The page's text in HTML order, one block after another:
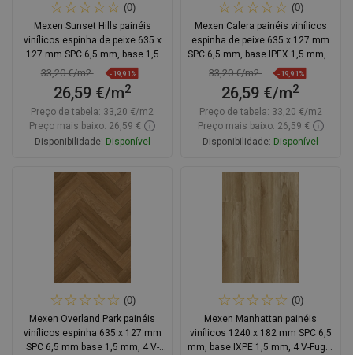
(0)
Mexen Sunset Hills painéis
vinílicos espinha de peixe 635 x
127 mm SPC 6,5 mm, base 1,5
mm, 4 V-Fuga, Carvalho
33,20 €/m2 -19,91%
26,59 €/m2
Preço de tabela: 33,20 €/m2
Preço mais baixo: 26,59 €
Disponibilidade: Disponível
Adicionar
(0)
Mexen Calera painéis vinílicos
espinha de peixe 635 x 127 mm
SPC 6,5 mm, base IPEX 1,5 mm, 4
V-Fuga, Carvalho
33,20 €/m2 -19,91%
26,59 €/m2
Preço de tabela: 33,20 €/m2
Preço mais baixo: 26,59 €
Disponibilidade: Disponível
Adicionar
(0)
Mexen Overland Park painéis
vinílicos espinha 635 x 127 mm
SPC 6,5 mm base 1,5 mm, 4 V-
(0)
Mexen Manhattan painéis
vinílicos 1240 x 182 mm SPC 6,5
mm, base IXPE 1,5 mm, 4 V-Fuga,